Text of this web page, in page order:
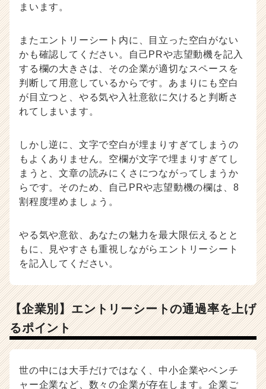
まいます。
またエントリーシート内に、目立った空白がない
かも確認してください。自己PRや志望動機を記入
する欄の大きさは、その企業が適切なスペースを
判断して用意しているからです。あまりにも空白
が目立つと、やる気や入社意欲に欠けると判断さ
れてしまいます。
しかし逆に、文字で空白が埋まりすぎてしまうの
もよくありません。空欄が文字で埋まりすぎてし
まうと、文章の読みにくさにつながってしまうか
らです。そのため、自己PRや志望動機の欄は、8
割程度埋めましょう。
やる気や意欲、あなたの魅力を最大限伝えるとと
もに、見やすさも重視しながらエントリーシート
を記入してください。
【企業別】エントリーシートの通過率を上げ
るポイント
世の中には大手だけではなく、中小企業やベンチ
ャー企業など、数々の企業が存在します。企業ご